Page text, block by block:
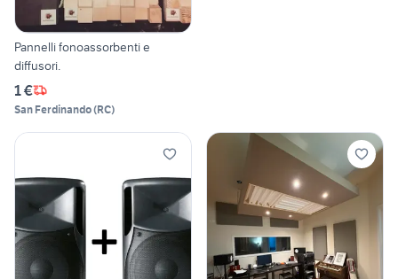
Pannelli fonoassorbenti e
diffusori.
1 €
San Ferdinando(RC)